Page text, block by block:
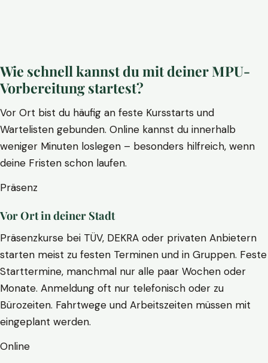
Wie schnell kannst du mit deiner MPU-
Vorbereitung startest?
Vor Ort bist du häufig an feste Kursstarts und
Wartelisten gebunden. Online kannst du innerhalb
weniger Minuten loslegen – besonders hilfreich, wenn
deine Fristen schon laufen.
Präsenz
Vor Ort in deiner Stadt
Präsenzkurse bei TÜV, DEKRA oder privaten Anbietern
starten meist zu festen Terminen und in Gruppen. Feste
Starttermine, manchmal nur alle paar Wochen oder
Monate. Anmeldung oft nur telefonisch oder zu
Bürozeiten. Fahrtwege und Arbeitszeiten müssen mit
eingeplant werden.
Online